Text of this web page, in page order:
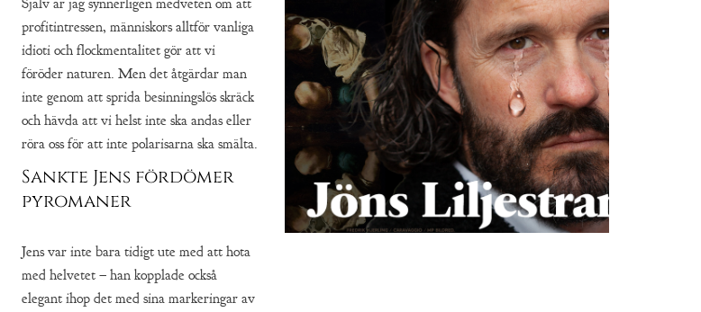
Själv är jag synnerligen medveten om att
profitintressen, människors alltför vanliga
idioti och flockmentalitet gör att vi
föröder naturen. Men det åtgärdar man
inte genom att sprida besinningslös skräck
och hävda att vi helst inte ska andas eller
röra oss för att inte polarisarna ska smälta.
Sankte Jens fördömer
pyromaner
Jens var inte bara tidigt ute med att hota
med helvetet – han kopplade också
elegant ihop det med sina markeringar av